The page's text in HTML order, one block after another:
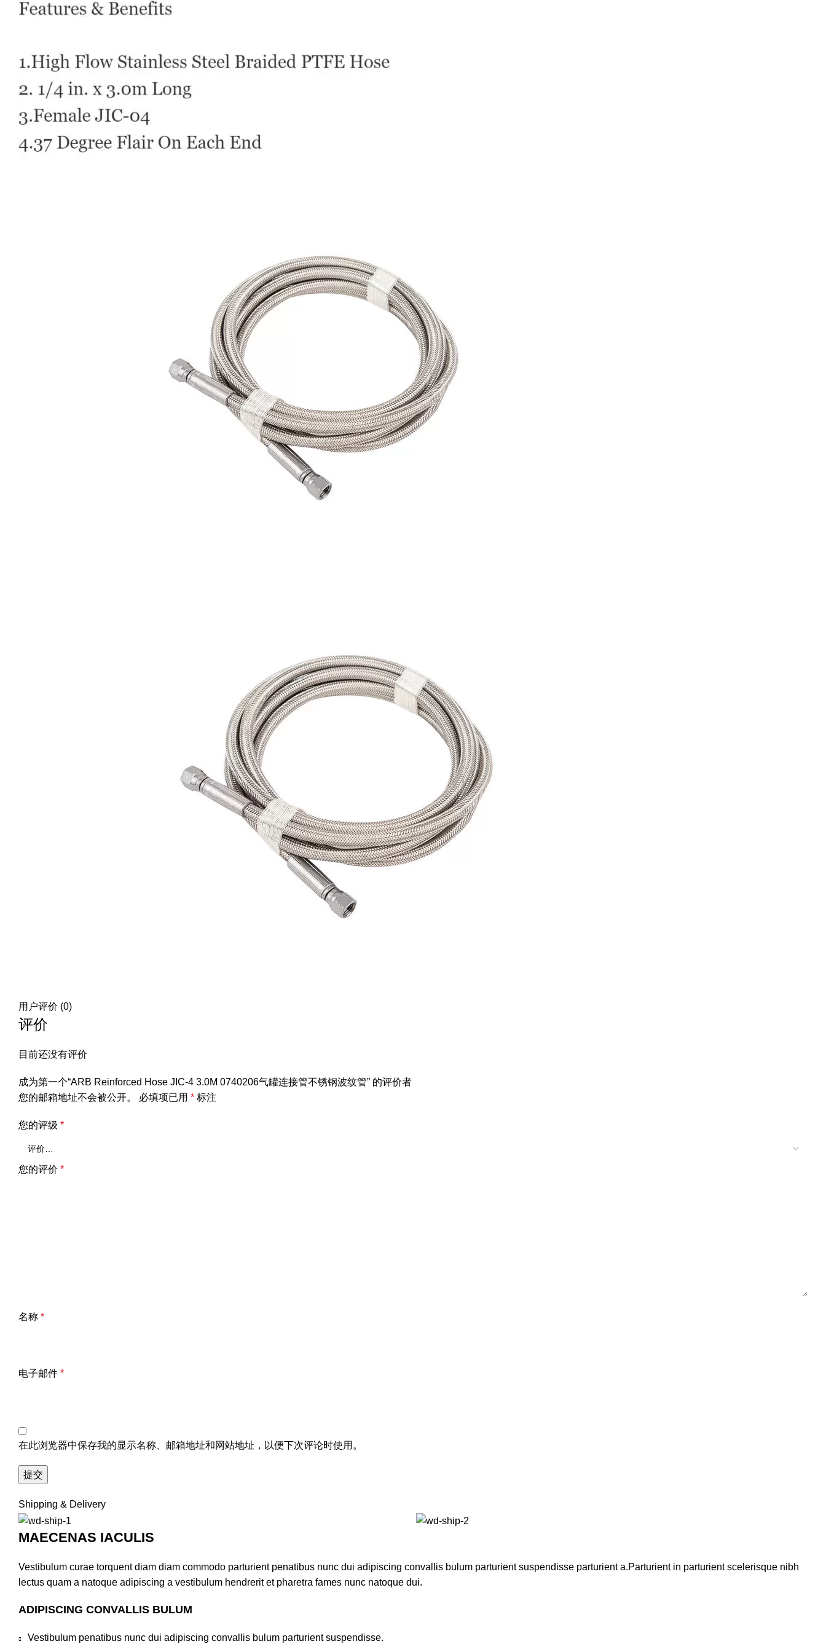
用户评价 (0)
评价
目前还没有评价
成为第一个“ARB Reinforced Hose JIC-4 3.0M 0740206气罐连接管不锈钢波纹管” 的评价者
您的邮箱地址不会被公开。
必填项已用 * 标注
您的评级 *
您的评价 *
名称 *
电子邮件 *
在此浏览器中保存我的显示名称、邮箱地址和网站地址，以便下次评论时使用。
Shipping & Delivery
MAECENAS IACULIS
Vestibulum curae torquent diam diam commodo parturient penatibus nunc dui adipiscing convallis bulum parturient suspendisse parturient a.Parturient in parturient scelerisque nibh
lectus quam a natoque adipiscing a vestibulum hendrerit et pharetra fames nunc natoque dui.
ADIPISCING CONVALLIS BULUM
Vestibulum penatibus nunc dui adipiscing convallis bulum parturient suspendisse.